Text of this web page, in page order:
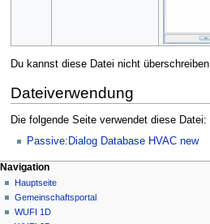
Du kannst diese Datei nicht überschreiben.
Dateiverwendung
Die folgende Seite verwendet diese Datei:
Passive:Dialog Database HVAC new
N
a
v
Seitenaktionen
Datei
Diskussion
Lesen
Meine Werkzeuge
Anmelden
Navigation
Hauptseite
Gemeinschafts­portal
WUFI 1D